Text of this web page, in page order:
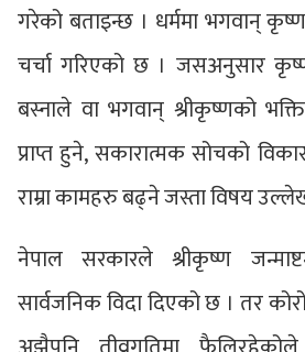
गरेको बताइन्छ । धर्ममा भगवान्
चर्चा गरिएको छ । जसअनुसार
बस्नाले वा भगवान् श्रीकृष्णको
प्राप्त हुने, सकारात्मक सोचको
राम्रा कामहरु बढ्ने जस्ता विषय
नेपाल सरकारले श्रीकृष्ण
सार्वजनिक विदा दिएको छ । तर